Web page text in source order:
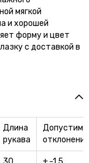
мягкой
и хорошей
форму и цвет
с доставкой в
Длина
рукава
отклонения